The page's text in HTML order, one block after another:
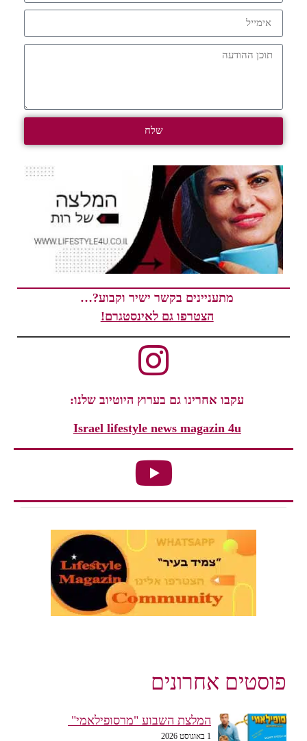
שלח
מתעניינים בקשר ישיר וקבוע?…
הצטרפו גם לאינסטגרם!
עקבו אחרינו גם בערוץ היוטיוב שלנו:
Israel lifestyle news magazin 4u
פוסטים אחרונים
המלצת השבוע "מרסופילאמי"
1 באוגוסט 2026